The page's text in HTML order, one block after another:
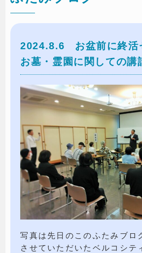
2024.8.6
お盆前に終
お墓・霊園に関しての講
写真は先日のこのふたみブロ
させていただいたベルコシテ